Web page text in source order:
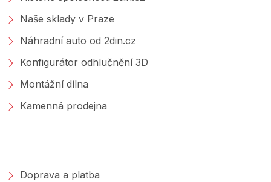
Naše sklady v Praze
Náhradní auto od 2din.cz
Konfigurátor odhlučnění 3D
Montážní dílna
Kamenná prodejna
Doprava a platba